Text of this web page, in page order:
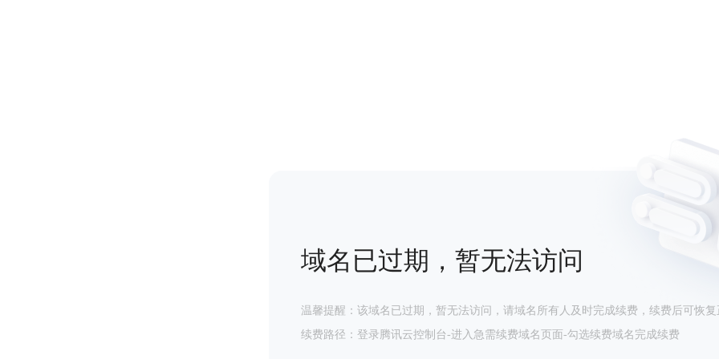
域名已过期，暂无法访问
温馨提醒：该域名已过期，暂无法访问，请域名所有人及时完成续费，续费后可恢复
续费路径：登录腾讯云控制台-进入急需续费域名页面-勾选续费域名完成续费